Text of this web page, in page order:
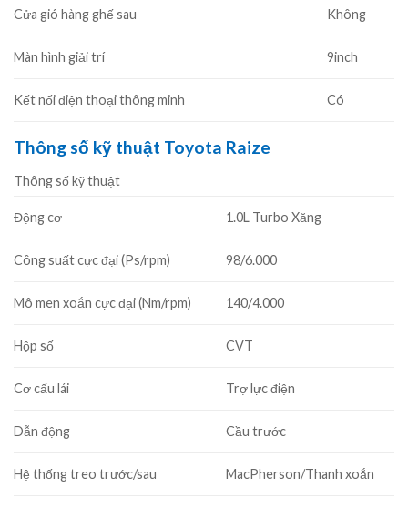
Cửa gió hàng ghế sau Không
Màn hình giải trí 9inch
Kết nối điện thoại thông minh Có
Thông số kỹ thuật Toyota Raize
Thông số kỹ thuật
Động cơ 1.0L Turbo Xăng
Công suất cực đại (Ps/rpm) 98/6.000
Mô men xoắn cực đại (Nm/rpm) 140/4.000
Hộp số CVT
Cơ cấu lái Trợ lực điện
Dẫn động Cầu trước
Hệ thống treo trước/sau MacPherson/Thanh xoắn